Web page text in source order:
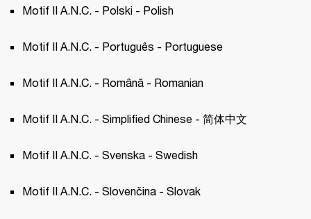
Motif II A.N.C. - Polski - Polish
Motif II A.N.C. - Português - Portuguese
Motif II A.N.C. - Română - Romanian
Motif II A.N.C. - Simplified Chinese - 简体中文
Motif II A.N.C. - Svenska - Swedish
Motif II A.N.C. - Slovenčina - Slovak